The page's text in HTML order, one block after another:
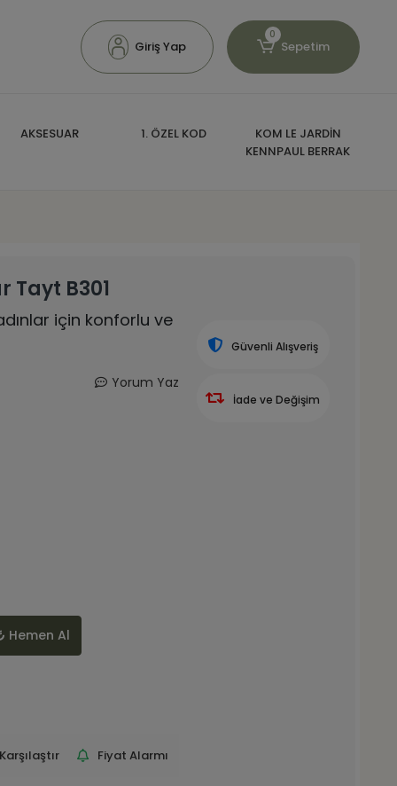
Giriş Yap
0
Sepetim
AKSESUAR 1. ÖZEL KOD
KOM LE JARDİN
KENNPAUL BERRAK
Tayt B301
için konforlu ve
Yorum Yaz
Hemen Al
Karşılaştır
Fiyat Alarmı
Güvenli Alışveriş
İade ve Değişim